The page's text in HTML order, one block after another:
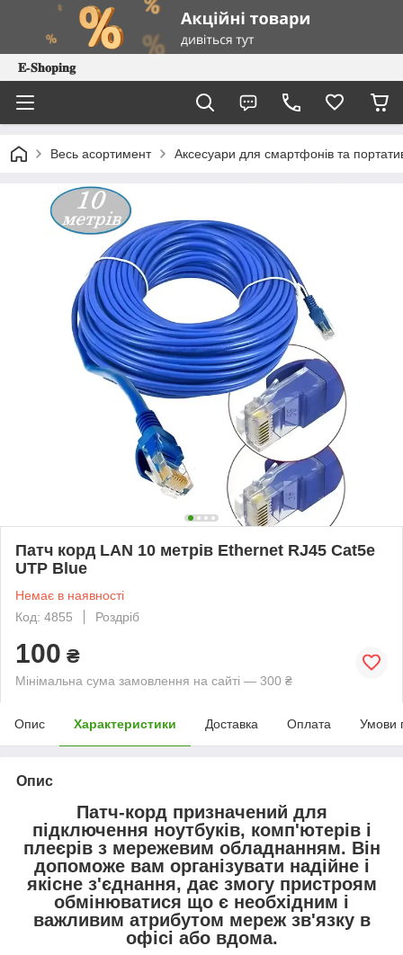
𝐄-𝐒𝐡𝐨𝐩𝐢𝐧𝐠
Весь асортимент Аксесуари для смартфонів та
Патч корд LAN 10 метрів Ethernet RJ45 Cat5e
UTP Blue
Немає в наявності
Код: 4855
Роздріб
100 ₴
Мінімальна сума замовлення на сайті — 300 ₴
Опис Характеристики Доставка Оплата Умови
Опис
Патч-корд призначений для
підключення ноутбуків, комп'ютерів і
плеєрів з мережевим обладнанням. Він
допоможе вам організувати надійне і
якісне з'єднання, дає змогу пристроям
обмінюватися що є необхідним і
важливим атрибутом мереж зв'язку в
офісі або вдома.